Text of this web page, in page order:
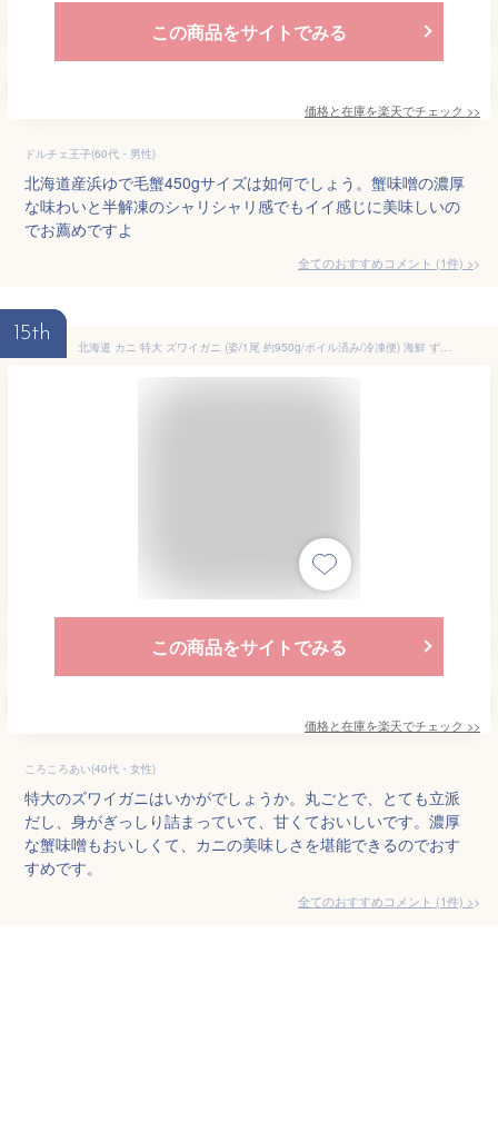
この商品をサイトでみる
価格と在庫を楽天でチェック >>
ドルチェ王子(60代・男性)
北海道産浜ゆで毛蟹450gサイズは如何でしょう。蟹味噌の濃厚
な味わいと半解凍のシャリシャリ感でもイイ感じに美味しいの
でお薦めですよ
全てのおすすめコメント (1件) >
15th
北海道 カニ 特大 ズワイガニ (姿/1尾 約950g/ボイル済み/冷凍便) 海鮮 ずわい蟹 ズワイ蟹 カニみそ ボイル 1尾 2尾 3尾 4尾 冬ギフト お歳暮 年越し 年末年始 お正月 ギフト 贈り物 贈答 お祝い お礼 内祝い プレゼント ご家庭用 北海道 グルメ 送料無料 お取り寄せ
この商品をサイトでみる
価格と在庫を楽天でチェック >>
ころころあい(40代・女性)
特大のズワイガニはいかがでしょうか。丸ごとで、とても立派
だし、身がぎっしり詰まっていて、甘くておいしいです。濃厚
な蟹味噌もおいしくて、カニの美味しさを堪能できるのでおす
すめです。
全てのおすすめコメント (1件) >